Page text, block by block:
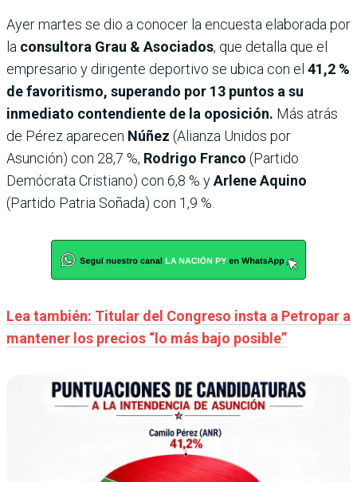
Ayer martes se dio a conocer la encuesta elaborada por
la consultora Grau & Asociados, que detalla que el
empresario y dirigente deportivo se ubica con el 41,2 %
de favoritismo, superando por 13 puntos a su
inmediato contendiente de la oposición. Más atrás
de Pérez aparecen Núñez (Alianza Unidos por
Asunción) con 28,7 %, Rodrigo Franco (Partido
Demócrata Cristiano) con 6,8 % yArlene Aquino
(Partido Patria Soñada) con 1,9 %.
Lea también: Titular del Congreso insta a Petropar a
mantener los precios “lo más bajo posible”